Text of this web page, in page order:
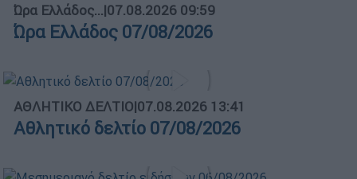
Ώρα Ελλάδος...|07.08.2026 09:59
Ώρα Ελλάδος 07/08/2026
ΑΘΛΗΤΙΚΟ ΔΕΛΤΙΟ|07.08.2026 13:41
Αθλητικό δελτίο 07/08/2026